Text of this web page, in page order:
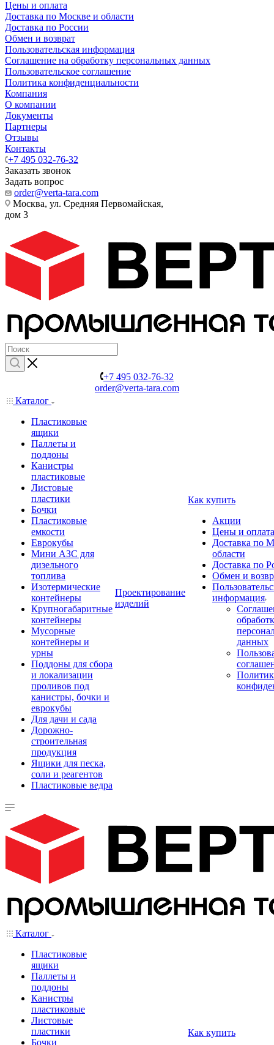
Цены и оплата
Доставка по Москве и области
Доставка по России
Обмен и возврат
Пользовательская информация
Соглашение на обработку персональных данных
Пользовательское соглашение
Политика конфиденциальности
Компания
О компании
Документы
Партнеры
Отзывы
Контакты
+7 495 032-76-32
Заказать звонок
Задать вопрос
order@verta-tara.com
Москва, ул. Средняя Первомайская,
дом 3
+7 495 032-76-32
order@verta-tara.com
Каталог
Пластиковые
ящики
Паллеты и
поддоны
Канистры
пластиковые
Листовые
пластики
Бочки
Пластиковые
емкости
Еврокубы
Мини АЗС для
дизельного
топлива
Изотермические
контейнеры
Крупногабаритные
контейнеры
Мусорные
контейнеры и
урны
Поддоны для сбора
и локализации
проливов под
канистры, бочки и
еврокубы
Для дачи и сада
Дорожно-
строительная
продукция
Ящики для песка,
соли и реагентов
Пластиковые ведра
Проектирование
изделий
Как купить
Акции
Цены и оплата
Доставка по
области
Доставка по
Обмен и
информация
данных
Каталог
Пластиковые
ящики
Паллеты и
поддоны
Канистры
пластиковые
Листовые
пластики
Бочки
Как купить